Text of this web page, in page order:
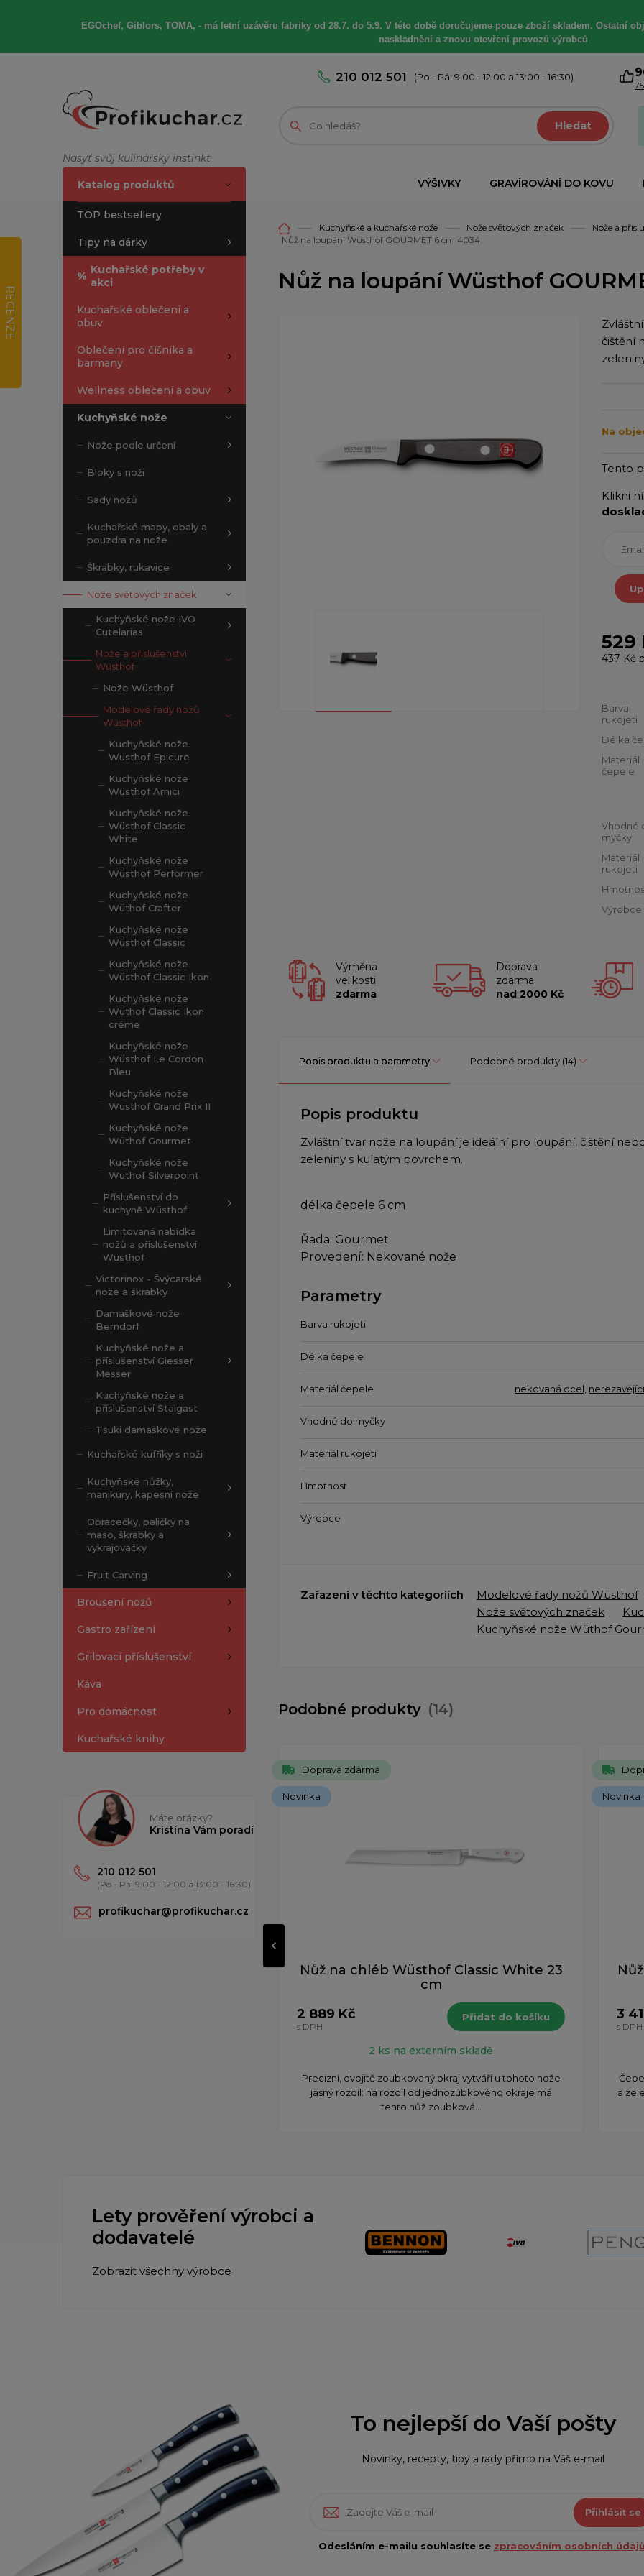
EGOchef, Giblors, TOMA, -má letní uzávěru fabriky od 28.7. do 5.9. V této době doručujeme pouze zboží skladem. Ostatní
naskladnění a znovu otevření provozů výrobců
Nasyť svůj kulinářský instinkt
210 012 501 (Po - Pá: 9:00 - 12:00 a 13:00 - 16:30)
Hledat
VÝŠIVKY GRAVÍROVÁNÍ DO KOVU
Katalog produktů
TOP bestsellery
Tipy na dárky
% Kuchařské potřeby v
akci
Kuchařské oblečení a
obuv
Oblečení pro číšníka a
barmany
Wellness oblečení a obuv
Kuchyňské nože
Nože podle určení
Bloky s noži
Sady nožů
Kuchařské mapy, obaly a
pouzdra na nože
Škrabky, rukavice
Nože světových značek
Kuchyňské nože IVO
Cutelarias
Nože a příslušenství
Wüsthof
Nože Wüsthof
Modelové řady nožů
Wüsthof
Kuchyňské nože
Wusthof Epicure
Kuchyňské nože
Wüsthof Amici
Kuchyňské nože
Wüsthof Classic
White
Kuchyňské nože
Wüsthof Performer
Kuchyňské nože
Wüthof Crafter
Kuchyňské nože
Wüsthof Classic
Kuchyňské nože
Wüsthof Classic Ikon
Kuchyňské nože
Wüthof Classic Ikon
créme
Kuchyňské nože
Wüsthof Le Cordon
Bleu
Kuchyňské nože
Wüsthof Grand Prix II
Kuchyňské nože
Wüthof Gourmet
Kuchyňské nože
Wüthof Silverpoint
Příslušenství do
kuchyně Wüsthof
Limitovaná nabídka
nožů a příslušenství
Wüsthof
Victorinox - Švýcarské
nože a škrabky
Damaškové nože
Berndorf
Kuchyňské nože a
příslušenství Giesser
Messer
Kuchyňské nože a
příslušenství Stalgast
Tsuki damaškové nože
Kuchařské kufříky s noži
Kuchyňské nůžky,
manikúry, kapesní nože
Obracečky, paličky na
maso, škrabky a
vykrajovačky
Fruit Carving
Broušení nožů
Gastro zařízení
Grilovací příslušenství
Káva
Pro domácnost
Kuchařské knihy
Máte otázky?
Kristína Vám poradí
210 012 501
(Po - Pá: 9:00 - 12:00 a 13:00 - 16:30)
profikuchar@profikuchar.cz
Kuchyňské a kuchařské nože Nože světových značek Nože a
Nůž na loupání Wüsthof GOURMET 6 cm 4034
Nůž na loupání Wüsthof
čištění
Na
Tento
Klikni
529
437 Kč
Barva
rukojeti
Délka
Materiál
čepele
Vhodné
myčky
Materiál
rukojeti
Výrobce
Výměna
velikosti
zdarma
Doprava
zdarma
nad 2000 Kč
Popis produktu a parametry Podobné produkty (14)
Popis produktu
Zvláštní tvar nože na loupání je ideální pro loupání, čištění
zeleniny s kulatým povrchem.
délka čepele 6 cm
Řada: Gourmet
Provedení: Nekované nože
Parametry
Barva rukojeti
Délka čepele
Materiál čepele nekovaná ocel,
Vhodné do myčky
Materiál rukojeti
Hmotnost
Výrobce
Zařazeni v těchto kategoriích Modelové řady nožů Wüsthof
Nože světových značek
Kuchyňské nože Wüthof
Podobné produkty (14)
Doprava zdarma
Novinka
Nůž na chléb Wüsthof Classic White 23
cm
2 889 Kč
s DPH
Přidat do košíku
2 ks na externím skladě
Precizní, dvojitě zoubkovaný okraj vytváří u tohoto nože
jasný rozdíl: na rozdíl od jednozúbkového okraje má
tento nůž zoubková...
Novinka
3
s DPH
a
Lety prověření výrobci a
dodavatelé
Zobrazit všechny výrobce
To nejlepší do Vaší pošty
Novinky, recepty, tipy a rady přímo na Váš e-mail
Přihlásit se
Odesláním e-mailu souhlasíte se zpracováním osobních
RECENZE